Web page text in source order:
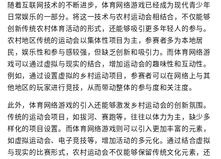
随着互联网技术的不断进步，体育网络游戏已经成为现代青少年
日常娱乐的一部分。将这一技术与农村运动会相结合，不仅能够
创新传统农村体育活动的形式，还能够吸引更多年轻人的参与。
农村地区传统的运动会以集体性项目为主，参赛者多为本地居
民，娱乐性和参与感较强，但缺乏创新和吸引力。而体育网络游
戏可以通过虚拟与现实的结合，增加运动会的趣味性和互动性。
例如，通过设置虚拟的乡村运动项目，参赛者可以在网络上与其
他地区的玩家进行竞技，从而带动整体的参与度和关注度。
此外，体育网络游戏的引入还能够激发乡村运动会的创新氛围。
传统的运动会项目，如拔河、赛跑等，往往以体力为主，缺少多
样化的项目设置。而体育网络游戏则可以引入更加丰富的元素，
如虚拟运动会、电子竞技等，增加活动的多元化。通过结合虚拟
与现实的比赛形式，农村运动会不仅能够保留传统文化元素，还